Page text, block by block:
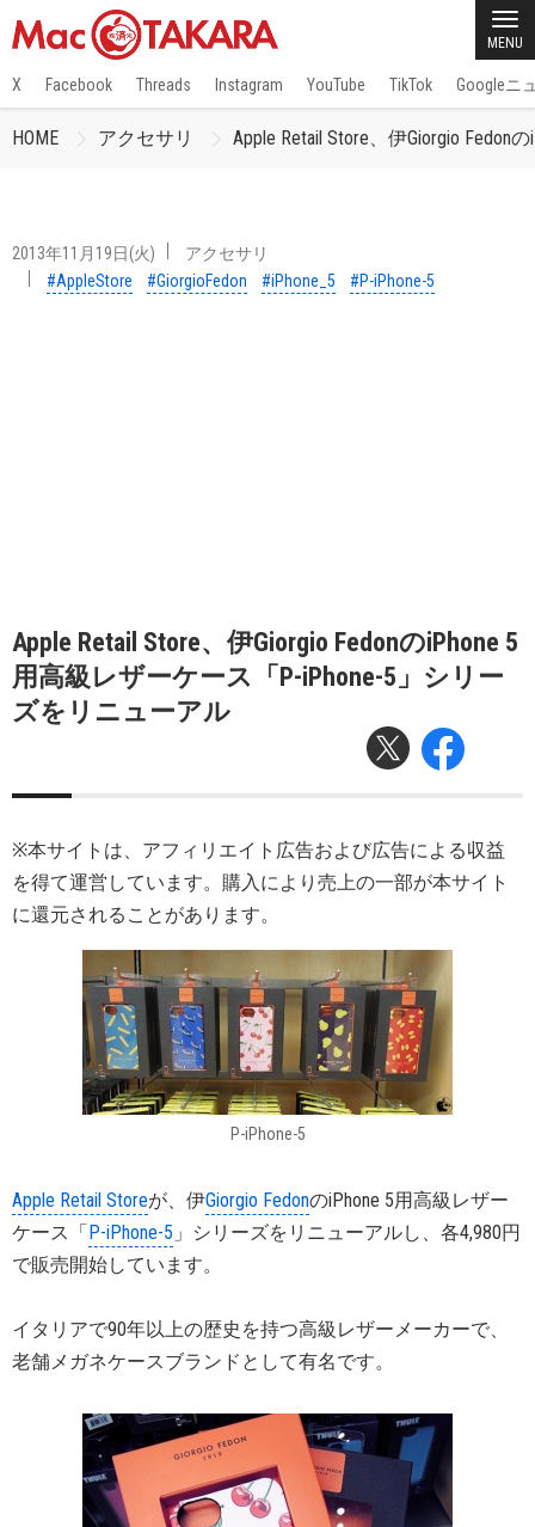
MENU
X Facebook Threads Instagram YouTube TikTok Googleニ
HOME アクセサリ Apple Retail Store、伊Giorgio
2013年11月19日(火)
アクセサリ
#AppleStore
#GiorgioFedon #iPhone_5 #P-iPhone-5
Apple Retail Store、伊Giorgio FedonのiPhone 5
用高級レザーケース「P-iPhone-5」シリー
ズをリニューアル
※本サイトは、アフィリエイト広告および広告による収益
を得て運営しています。購入により売上の一部が本サイト
に還元されることがあります。
P-iPhone-5
Apple Retail Storeが、伊Giorgio FedonのiPhone 5用高級レザー
ケース「P-iPhone-5 」シリーズをリニューアルし、各4,980円
で販売開始しています。
イタリアで90年以上の歴史を持つ高級レザーメーカーで、
老舗メガネケースブランドとして有名です。